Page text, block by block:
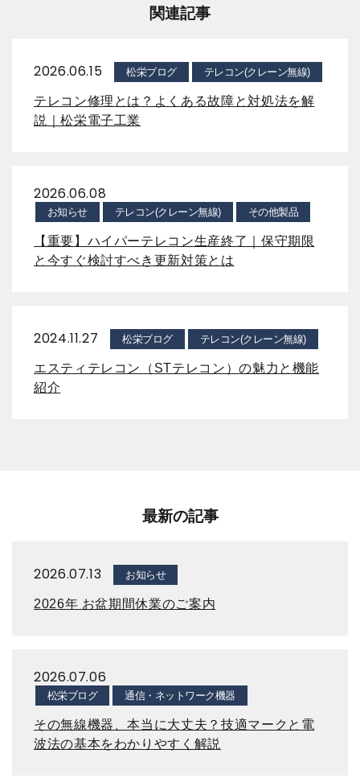
関連記事
2026.06.15 松栄ブログ テレコン(クレーン無線)
テレコン修理とは？よくある故障と対処法を解
説｜松栄電子工業
2026.06.08
お知らせ テレコン(クレーン無線) その他製品
【重要】ハイパーテレコン生産終了｜保守期限
と今すぐ検討すべき更新対策とは
2024.11.27 松栄ブログ テレコン(クレーン無線)
エスティテレコン（STテレコン）の魅力と機能
紹介
最新の記事
2026.07.13 お知らせ
2026年 お盆期間休業のご案内
2026.07.06
松栄ブログ 通信・ネットワーク機器
その無線機器、本当に大丈夫？技適マークと電
波法の基本をわかりやすく解説